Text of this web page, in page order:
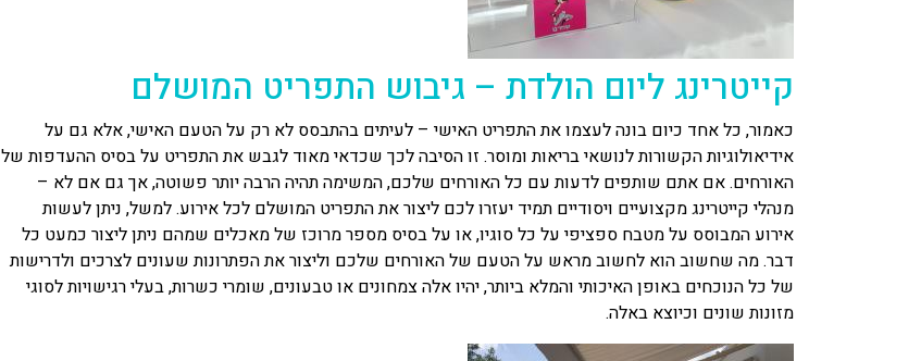
קייטרינג ליום הולדת – גיבוש התפריט המושלם
כאמור, כל אחד כיום בונה לעצמו את התפריט האישי – לעיתים בהתבסס לא רק על הטעם האישי, אלא גם על
אידיאולוגיות הקשורות לנושאי בריאות ומוסר. זו הסיבה לכך שכדאי מאוד לגבש את התפריט על בסיס ההעדפות של
האורחים. אם אתם שותפים לדעות עם כל האורחים שלכם, המשימה תהיה הרבה יותר פשוטה, אך גם אם לא –
מנהלי קייטרינג מקצועיים ויסודיים תמיד יעזרו לכם ליצור את התפריט המושלם לכל אירוע. למשל, ניתן לעשות
אירוע המבוסס על מטבח ספציפי על כל סוגיו, או על בסיס מספר מרוכז של מאכלים שמהם ניתן ליצור כמעט כל
דבר. מה שחשוב הוא לחשוב מראש על הטעם של האורחים שלכם וליצור את הפתרונות שעונים לצרכים ולדרישות
של כל הנוכחים באופן האיכותי והמלא ביותר, יהיו אלה צמחונים או טבעונים, שומרי כשרות, בעלי רגישויות לסוגי
מזונות שונים וכיוצא באלה.